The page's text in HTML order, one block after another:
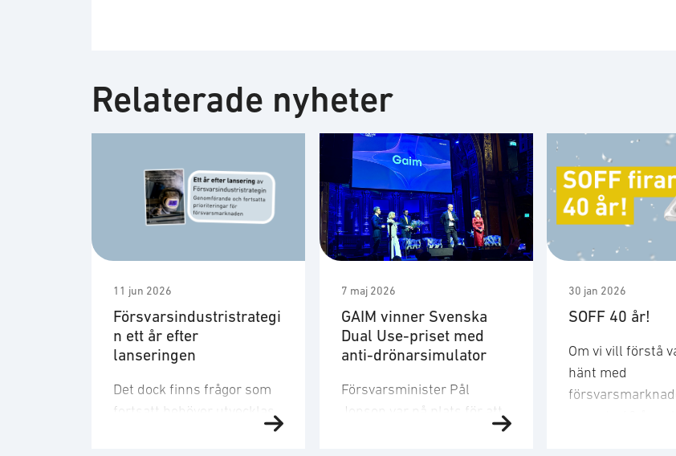
Relaterade nyheter
11 jun 2026
Försvarsindustristrategi
n ett år efter
lanseringen
Det dock finns frågor som
fortsatt behöver utvecklas.
7 maj 2026
GAIM vinner Svenska
Dual Use-priset med
anti-drönarsimulator
Försvarsminister Pål
Jonson var på plats för att
30 jan 2026
SOFF 40 år!
Om vi vill förstå
hänt med